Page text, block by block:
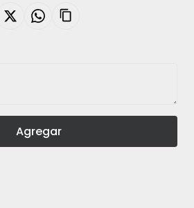
Agregar